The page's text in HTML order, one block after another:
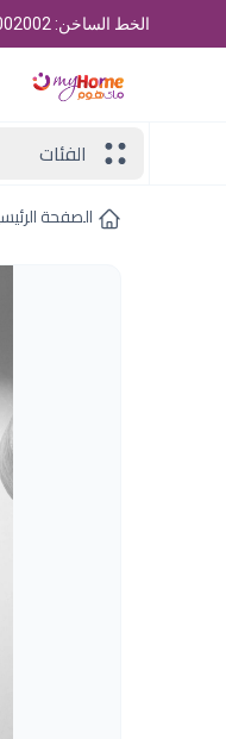
الخط الساخن: 01060002002
الفئات
الصفحة